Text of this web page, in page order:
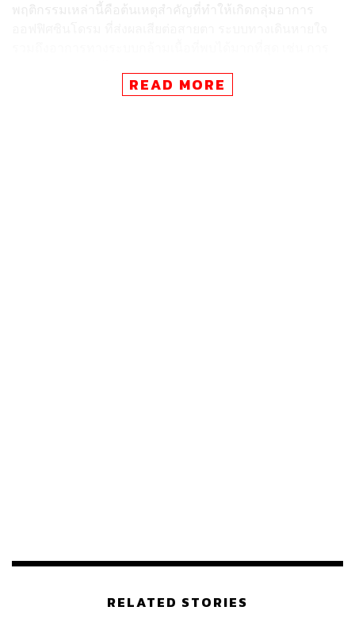
คนเป็นนิ้วล็อก และลามไปถึงอาการปวดหัว ปวดไมเกรตตาม
จุดเริ่มต้นของศาสตร์แพทย์แผนจีน
READ MORE
RELATED STORIES